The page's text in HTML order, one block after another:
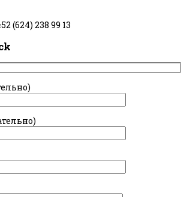
52 (624) 238 99 13